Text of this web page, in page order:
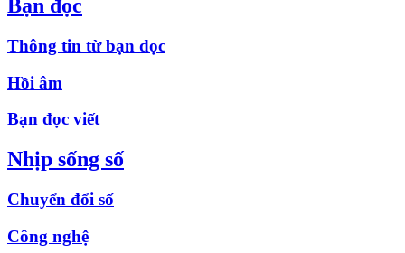
Bạn đọc
Thông tin từ bạn đọc
Hồi âm
Bạn đọc viết
Nhịp sống số
Chuyển đổi số
Công nghệ